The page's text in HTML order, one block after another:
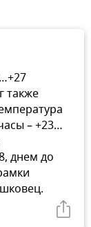
также
– +23…
днем до